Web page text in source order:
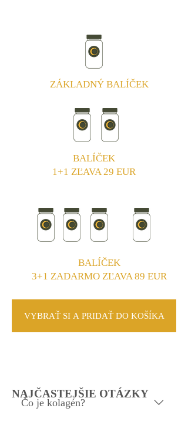
ZÁKLADNÝ BALÍČEK
BALÍČEK
1+1 ZĽAVA 29 EUR
BALÍČEK
3+1 ZADARMO ZĽAVA 89 EUR
VYBRAŤ SI A PRIDAŤ DO KOŠÍKA
NAJČASTEJŠIE OTÁZKY
Čo je kolagén?